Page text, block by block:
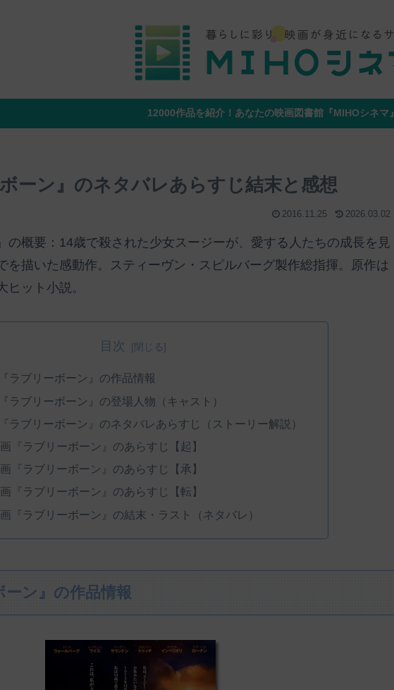
12000作品を紹介！あなたの映画図書館『MIHOシネマ』
ーン』のネタバレあらすじ結末と感想
2016.11.25 2026.03.02
の概要：14歳で殺された少女スージーが、愛する人たちの成長を見
を描いた感動作。スティーヴン・スピルバーグ製作総指揮。原作は
ヒット小説。
目次
ラブリーボーン』の作品情報
ラブリーボーン』の登場人物（キャスト）
ラブリーボーン』のネタバレあらすじ（ストーリー解説）
『ラブリーボーン』のあらすじ【起】
『ラブリーボーン』のあらすじ【承】
『ラブリーボーン』のあらすじ【転】
『ラブリーボーン』の結末・ラスト（ネタバレ）
ーン』の作品情報